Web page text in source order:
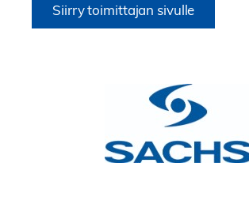
Siirry toimittajan sivulle